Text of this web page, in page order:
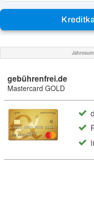
gebührenfrei.de
Mastercard GOLD